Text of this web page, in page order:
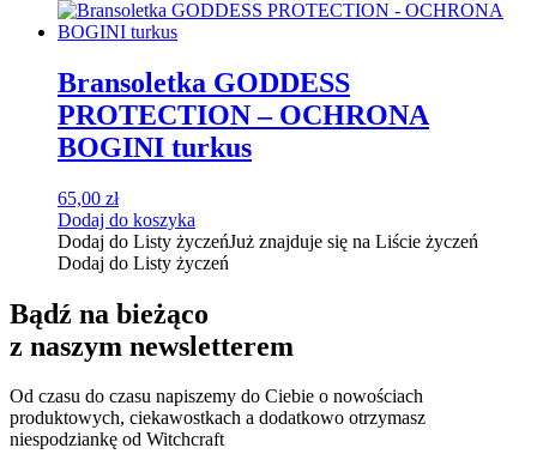
Bransoletka GODDESS
PROTECTION – OCHRONA
BOGINI turkus
65,00 zł
Dodaj do koszyka
Dodaj do Listy życzeńJuż znajduje się na Liście życzeń
Dodaj do Listy życzeń
Bądź na bieżąco
z naszym newsletterem
Od czasu do czasu napiszemy do Ciebie o nowościach
produktowych, ciekawostkach a dodatkowo otrzymasz
niespodziankę od Witchcraft